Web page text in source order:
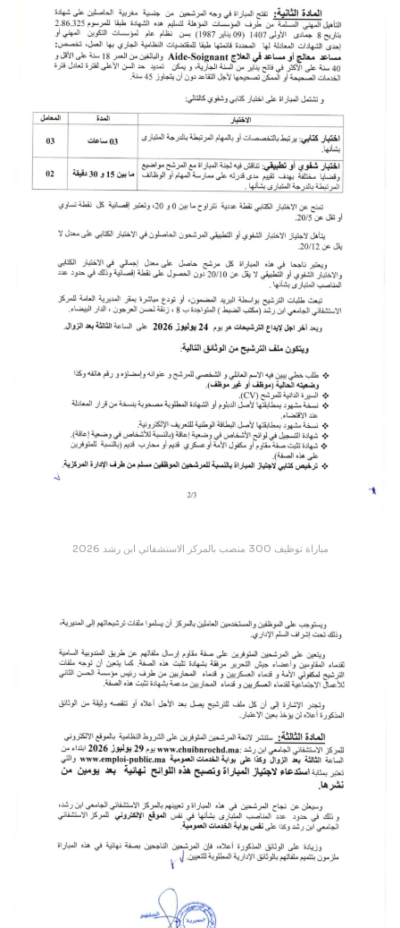
مباراة توظيف 300 منصب بالمركز الاستشفائي ابن رشد 2026